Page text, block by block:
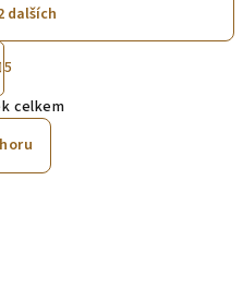
dalších
n
5
celkem